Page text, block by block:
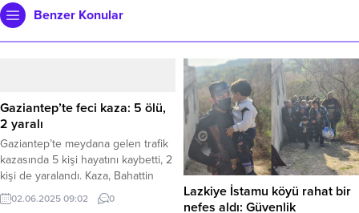
Benzer Konular
Gaziantep’te feci kaza: 5 ölü,
2 yaralı
Gaziantep’te meydana gelen trafik
kazasında 5 kişi hayatını kaybetti, 2
kişi de yaralandı. Kaza, Bahattin
Nakıpoğlu Caddesi Mezarlık
Kavşağı yakınlarında yaşandı.
02.06.2025 09:02 0
Lazkiye İstamu köyü rahat bir
nefes aldı: Güvenlik